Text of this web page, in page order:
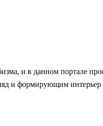
и в данном портале
и формирующим интерьер